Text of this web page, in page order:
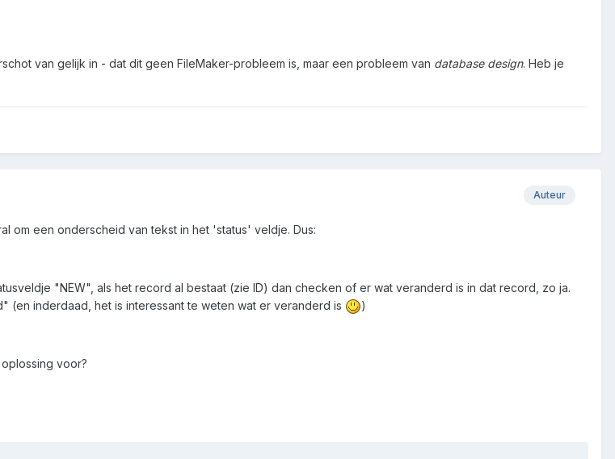
van gelijk in - dat dit geen FileMaker-probleem is, maar een probleem van database design. Heb je
Auteur
om een onderscheid van tekst in het 'status' veldje. Dus:
"NEW", als het record al bestaat (zie ID) dan checken of er wat veranderd is in dat record, zo ja.
(en inderdaad, het is interessant te weten wat er veranderd is
)
voor?